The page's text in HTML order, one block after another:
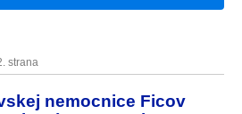
strana
nemocnice Ficov